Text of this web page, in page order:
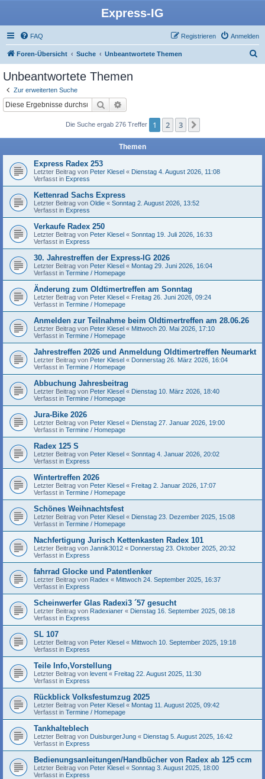
Express-IG
FAQ Anmelden
Registrieren
Foren-Übersicht Suche Unbeantwortete Themen
Unbeantwortete Themen
Zur erweiterten Suche
Suche
Die Suche ergab 276 Treffer 1 2 3
Themen
Express Radex 253
Letzter Beitrag von Peter Klesel « Dienstag 4. August 2026, 11:08
Verfasst in Express
Kettenrad Sachs Express
Letzter Beitrag von Oldie « Sonntag 2. August 2026, 13:52
Verfasst in Express
Verkaufe Radex 250
Letzter Beitrag von Peter Klesel « Sonntag 19. Juli 2026, 16:33
Verfasst in Express
30. Jahrestreffen der Express-IG 2026
Letzter Beitrag von Peter Klesel « Montag 29. Juni 2026, 16:04
Verfasst in Termine / Homepage
Änderung zum Oldtimertreffen am Sonntag
Letzter Beitrag von Peter Klesel « Freitag 26. Juni 2026, 09:24
Verfasst in Termine / Homepage
Anmelden zur Teilnahme beim Oldtimertreffen am 28.06.26
Letzter Beitrag von Peter Klesel « Mittwoch 20. Mai 2026, 17:10
Verfasst in Termine / Homepage
Jahrestreffen 2026 und Anmeldung Oldtimertreffen Neumarkt
Letzter Beitrag von Peter Klesel « Donnerstag 26. März 2026, 16:04
Verfasst in Termine / Homepage
Abbuchung Jahresbeitrag
Letzter Beitrag von Peter Klesel « Dienstag 10. März 2026, 18:40
Verfasst in Termine / Homepage
Jura-Bike 2026
Letzter Beitrag von Peter Klesel « Dienstag 27. Januar 2026, 19:00
Verfasst in Termine / Homepage
Radex 125 S
Letzter Beitrag von Peter Klesel « Sonntag 4. Januar 2026, 20:02
Verfasst in Express
Wintertreffen 2026
Letzter Beitrag von Peter Klesel « Freitag 2. Januar 2026, 17:07
Verfasst in Termine / Homepage
Schönes Weihnachtsfest
Letzter Beitrag von Peter Klesel « Dienstag 23. Dezember 2025, 15:08
Verfasst in Termine / Homepage
Nachfertigung Jurisch Kettenkasten Radex 101
Letzter Beitrag von Jannik3012 « Donnerstag 23. Oktober 2025, 20:32
Verfasst in Express
fahrrad Glocke und Patentlenker
Letzter Beitrag von Radex « Mittwoch 24. September 2025, 16:37
Verfasst in Express
Scheinwerfer Glas Radexi3 ´57 gesucht
Letzter Beitrag von Radexianer « Dienstag 16. September 2025, 08:18
Verfasst in Express
SL 107
Letzter Beitrag von Peter Klesel « Mittwoch 10. September 2025, 19:18
Verfasst in Express
Teile Info,Vorstellung
Letzter Beitrag von levent « Freitag 22. August 2025, 11:30
Verfasst in Express
Rückblick Volksfestumzug 2025
Letzter Beitrag von Peter Klesel « Montag 11. August 2025, 09:42
Verfasst in Termine / Homepage
Tankhalteblech
Letzter Beitrag von DuisburgerJung « Dienstag 5. August 2025, 16:42
Verfasst in Express
Bedienungsanleitungen/Handbücher von Radex ab 125 ccm
Letzter Beitrag von Peter Klesel « Sonntag 3. August 2025, 18:00
Verfasst in Express